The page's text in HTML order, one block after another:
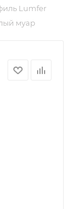
Lumfer
муар